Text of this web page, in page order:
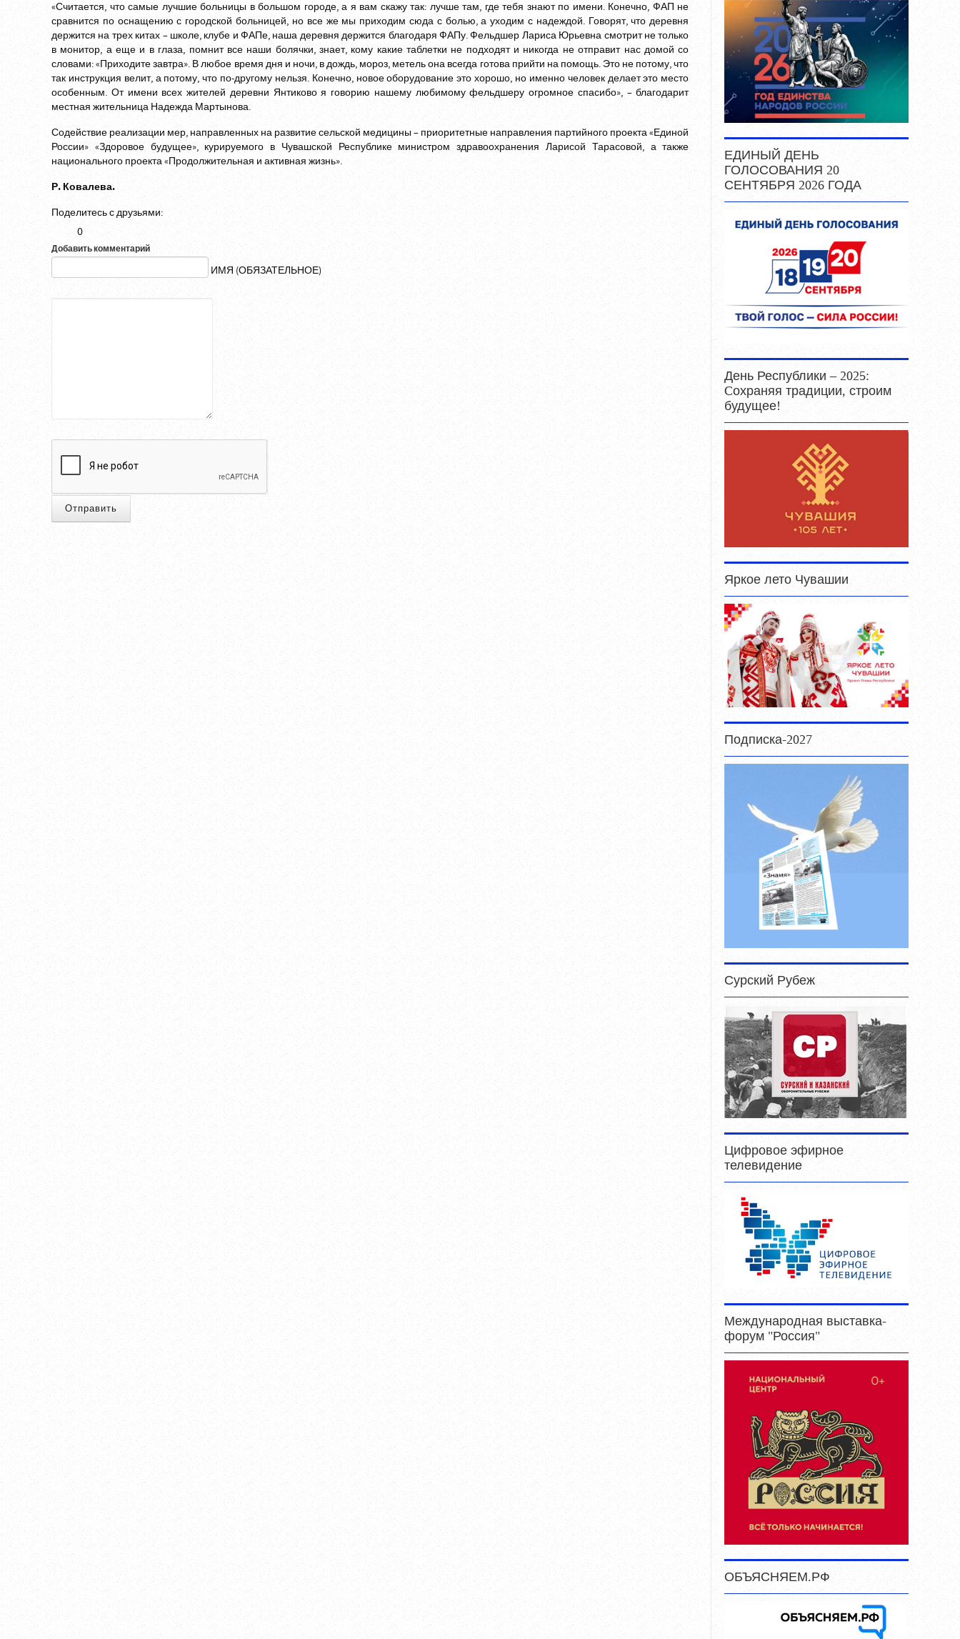
«Считается, что самые лучшие больницы в большом городе, а я вам скажу так: лучше там, где тебя знают по имени. Конечно, ФАП не
сравнится по оснащению с городской больницей, но все же мы приходим сюда с болью, а уходим с надеждой. Говорят, что деревня
держится на трех китах – школе, клубе и ФАПе, наша деревня держится благодаря ФАПу. Фельдшер Лариса Юрьевна смотрит не только
в монитор, а еще и в глаза, помнит все наши болячки, знает, кому какие таблетки не подходят и никогда не отправит нас домой со
словами: «Приходите завтра». В любое время дня и ночи, в дождь, мороз, метель она всегда готова прийти на помощь. Это не потому, что
так инструкция велит, а потому, что по-другому нельзя. Конечно, новое оборудование это хорошо, но именно человек делает это место
особенным. От имени всех жителей деревни Янтиково я говорию нашему любимому фельдшеру огромное спасибо», – благодарит
местная жительница Надежда Мартынова.
Содействие реализации мер, направленных на развитие сельской медицины – приоритетные направления партийного проекта «Единой
России» «Здоровое будущее», курируемого в Чувашской Республике министром здравоохранения Ларисой Тарасовой, а также
национального проекта «Продолжительная и активная жизнь».
Р. Ковалева.
Поделитесь с друзьями:
0
Добавить комментарий
ИМЯ (ОБЯЗАТЕЛЬНОЕ)
Отправить
ЕДИНЫЙ ДЕНЬ
ГОЛОСОВАНИЯ 20
СЕНТЯБРЯ 2026 ГОДА
День Республики – 2025:
Cохраняя традиции, строим
будущее!
Яркое лето Чувашии
Подписка-2027
Сурский Рубеж
Цифровое эфирное
телевидение
Международная выставка-
форум "Россия"
ОБЪЯСНЯЕМ.РФ